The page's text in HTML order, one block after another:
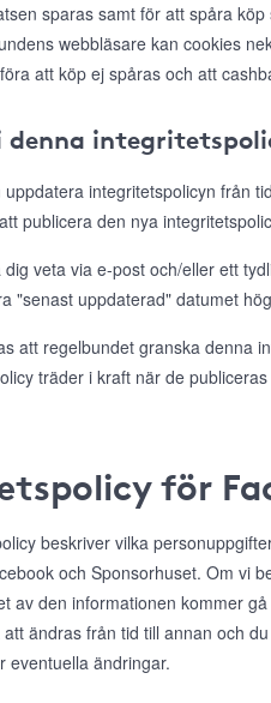
sparas samt för att spåra
webbläsare kan cookies
att köp ej spåras och att
denna
integritetspolicyn från
publicera den nya
veta via e-post och/eller ett
"senast uppdaterad" datumet
att regelbundet granska denna
träder i kraft när de
för
beskriver vilka
och Sponsorhuset. Om vi
av den informationen kommer
ändras från tid till annan och
eventuella ändringar.